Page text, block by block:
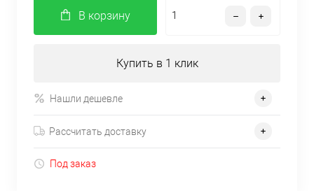
В корзину
Купить в 1 клик
Нашли дешевле
Рассчитать доставку
Под заказ